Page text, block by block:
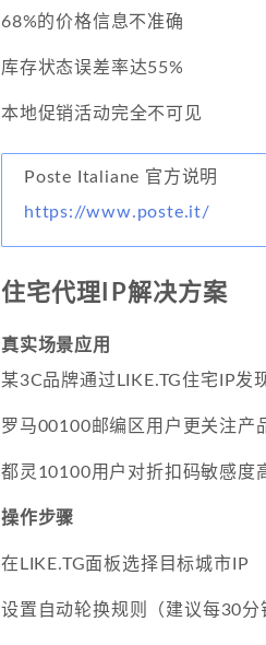
68%的价格信息不准确
库存状态误差率达55%
本地促销活动完全不可见
Poste Italiane 官方说明
https://www.poste.it/
住宅代理IP解决方案
真实场景应用
某3C品牌通过LIKE.TG住宅IP发
罗马00100邮编区用户更关注产
都灵10100用户对折扣码敏感度
操作步骤
在LIKE.TG面板选择目标城市IP
设置自动轮换规则（建议每30分